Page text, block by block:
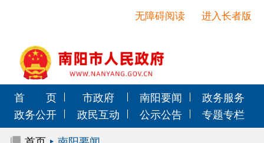
进入长者版
无障碍阅读
首 页 市政府 南阳要闻
政务服务
政务公开
政民互动 公示公告
专题专栏